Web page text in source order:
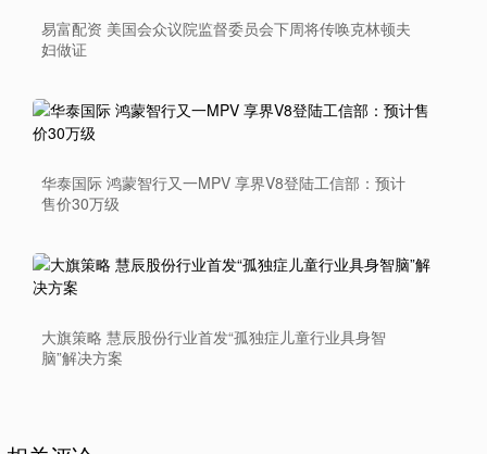
易富配资 美国会众议院监督委员会下周将传唤克林顿夫
妇做证
华泰国际 鸿蒙智行又一MPV 享界V8登陆工信部：预计
售价30万级
大旗策略 慧辰股份行业首发“孤独症儿童行业具身智
脑”解决方案